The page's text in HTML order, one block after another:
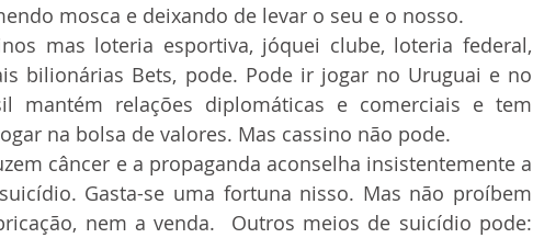
mosca e deixando de levar o seu e o nosso.
bilionárias Bets, pode. Pode ir jogar no Uruguai e no
mantém relações diplomáticas e comerciais e tem
na bolsa de valores. Mas cassino não pode.
Gasta-se uma fortuna nisso. Mas não proíbem
nem a venda.  Outros meios de suicídio pode: